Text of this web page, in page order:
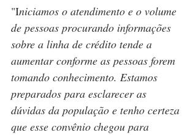
"Iniciamos o atendimento e o volume
de pessoas procurando informações
sobre a linha de crédito tende a
aumentar conforme as pessoas forem
tomando conhecimento. Estamos
preparados para esclarecer as
dúvidas da população e tenho certeza
que esse convênio chegou para